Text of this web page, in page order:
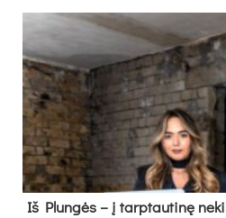
Iš Plungės – į tarptautinę